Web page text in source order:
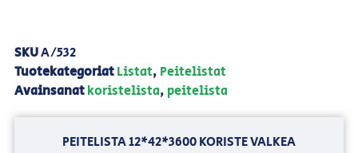
SKUA/532
TuotekategoriatListat, Peitelistat
Avainsanatkoristelista, peitelista
PEITELISTA 12*42*3600 KORISTE VALKEA